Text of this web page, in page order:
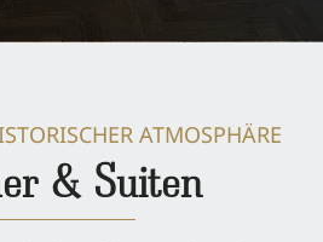
ATMOSPHÄRE
& Suiten